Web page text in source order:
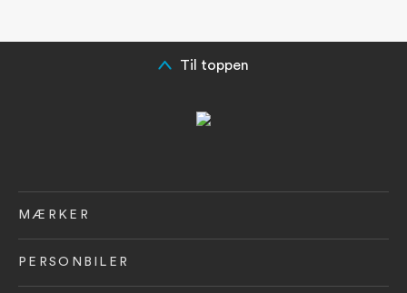
MÆRKER
PERSONBILER
Til toppen